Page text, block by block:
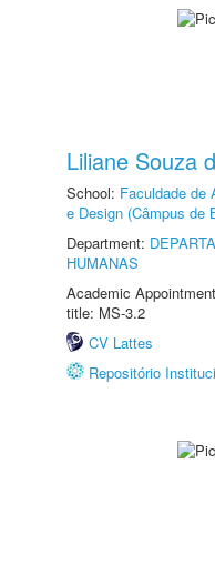
Liliane Souza
School: Faculdade de
e Design (Câmpus de
Department:
HUMANAS
Academic
title: MS-3.2
CV Lattes
Repositório